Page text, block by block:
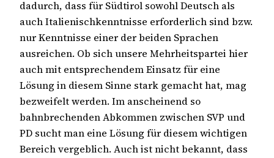
dadurch, dass für Südtirol sowohl Deutsch als
auch Italienischkenntnisse erforderlich sind bzw.
nur Kenntnisse einer der beiden Sprachen
ausreichen. Ob sich unsere Mehrheitspartei hier
auch mit entsprechendem Einsatz für eine
Lösung in diesem Sinne stark gemacht hat, mag
bezweifelt werden. Im anscheinend so
bahnbrechenden Abkommen zwischen SVP und
PD sucht man eine Lösung für diesem wichtigen
Bereich vergeblich. Auch ist nicht bekannt, dass